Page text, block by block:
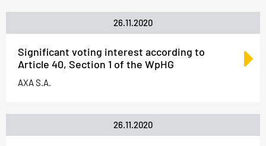
26.11.2020
Significant voting interest according to
Article 40, Section 1 of the WpHG
AXA S.A.
26.11.2020